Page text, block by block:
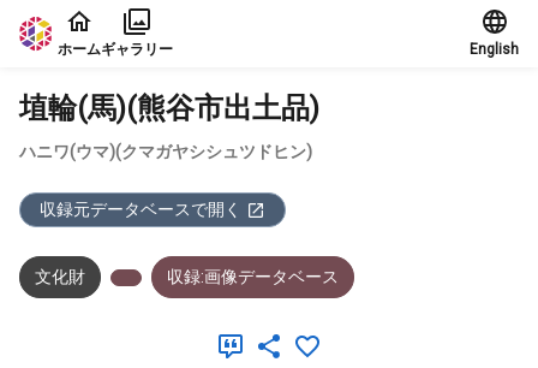
本文に飛ぶ
ホームギャラリー English
埴輪(馬)(熊谷市出土品)
ハニワ(ウマ)(クマガヤシシュツドヒン)
収録元データベースで開く
文化財 収録:画像データベース